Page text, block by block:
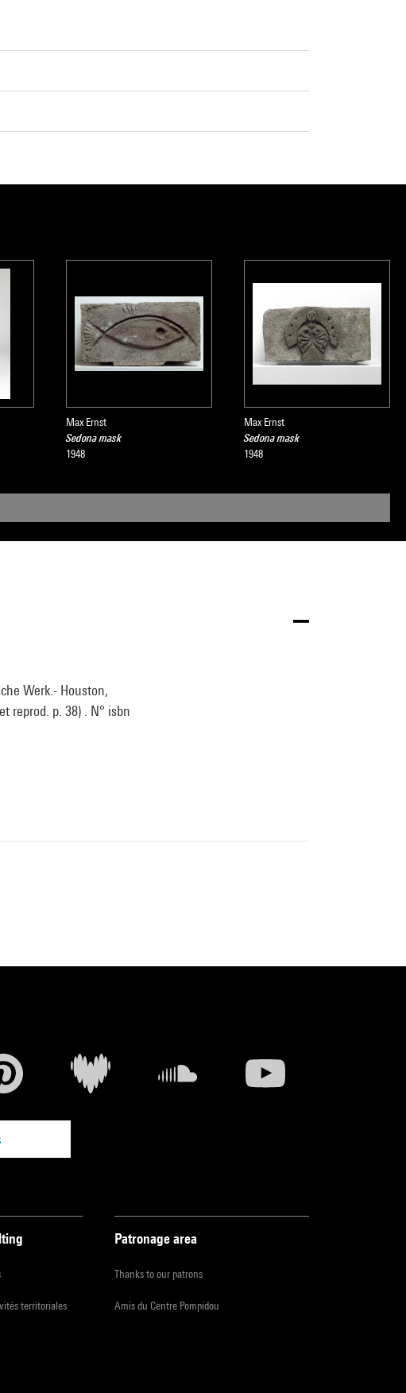
Max Ernst
Sedona mask
1948
Max Ernst
Sedona mask
1948
Werk.- Houston,
reprod. p. 38) . N° isbn
territoriales
Patronage area
Thanks to our patrons
Amis du Centre Pompidou